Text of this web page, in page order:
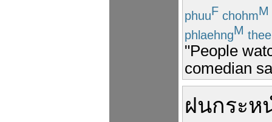
phuuF chohmM
phlaehngM thee
"People
comedian
ฝนกระห